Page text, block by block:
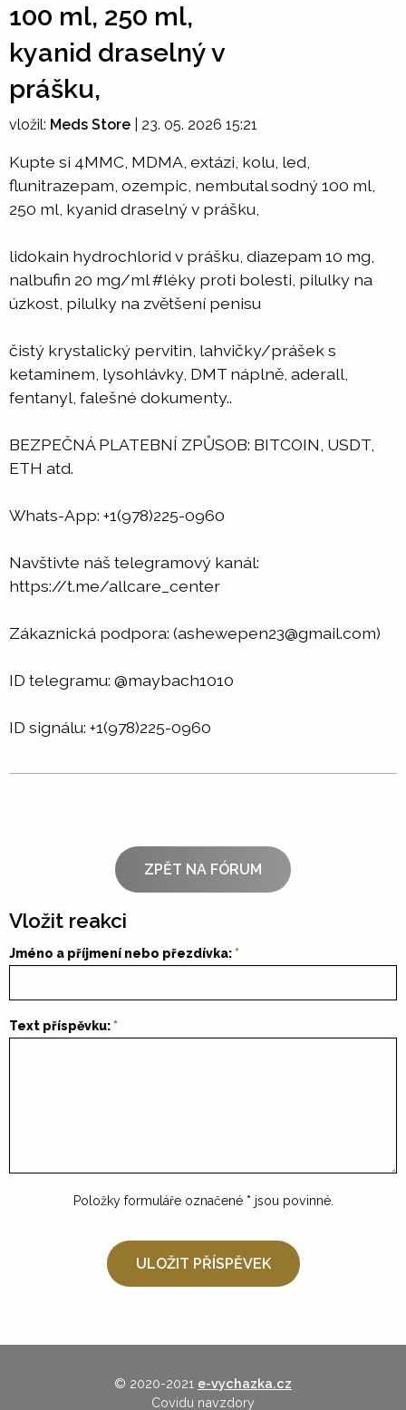
100 ml, 250 ml,
kyanid draselný v
prášku,
vložil: Meds Store 23. 05. 2026 15:21
Kupte si 4MMC, MDMA, extázi, kolu, led,
flunitrazepam, ozempic, nembutal sodný 100 ml,
250 ml, kyanid draselný v prášku,
lidokain hydrochlorid v prášku, diazepam 10 mg,
nalbufin 20 mg/ml #léky proti bolesti, pilulky na
úzkost, pilulky na zvětšení penisu
čistý krystalický pervitin, lahvičky/prášek s
ketaminem, lysohlávky, DMT náplně, aderall,
fentanyl, falešné dokumenty..
BEZPEČNÁ PLATEBNÍ ZPŮSOB: BITCOIN, USDT,
ETH atd.
Whats-App: +1(978)225-0960
Navštivte náš telegramový kanál:
https://t.me/allcare_center
Zákaznická podpora: (ashewepen23@gmail.com)
ID telegramu: @maybach1010
ID signálu: +1(978)225-0960
ZPĚT NA FÓRUM
Vložit reakci
Jméno a příjmení nebo přezdívka:
Text příspěvku:
Položky formuláře označené * jsou povinné.
© 2020-2021 e-vychazka.cz
Covidu navzdory